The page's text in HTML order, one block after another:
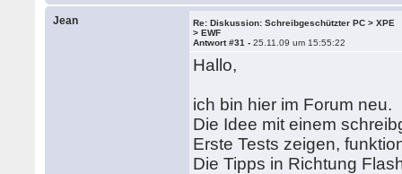
Jean
Re: Diskussion: Schreibgeschützter PC > XPE
> EWF
Antwort #31 -25.11.09 um 15:55:22
Hallo,
ich bin hier im Forum neu.
Die Idee mit einem
Erste Tests zeigen,
Die Tipps in Richtung